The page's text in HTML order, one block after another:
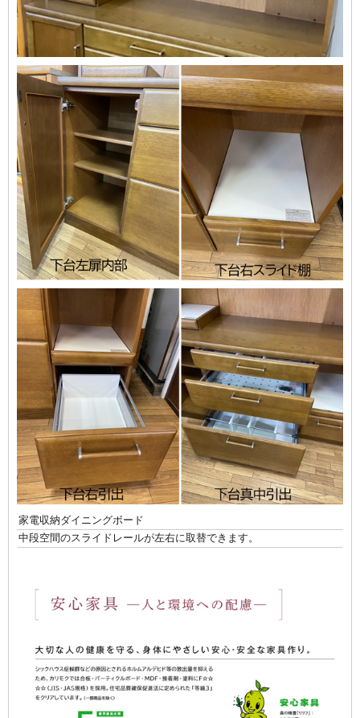
家電収納ダイニングボード
中段空間のスライドレールが左右に取替できます。